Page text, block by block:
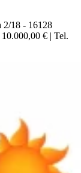
2/18 - 16128
€ | Tel.